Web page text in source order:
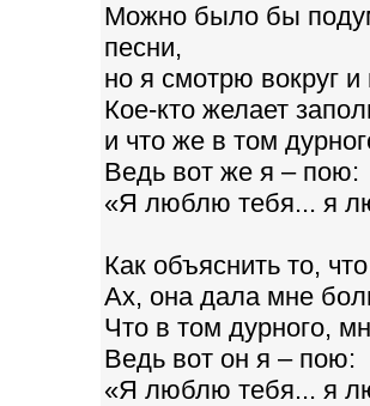
Можно было бы
песни,
но я смотрю вокруг и
Кое-кто желает
и что же в том
Ведь вот же я – пою:
«Я люблю тебя... я
Как объяснить то,
Ах, она дала мне
Что в том дурного,
Ведь вот он я – пою:
«Я люблю тебя... я